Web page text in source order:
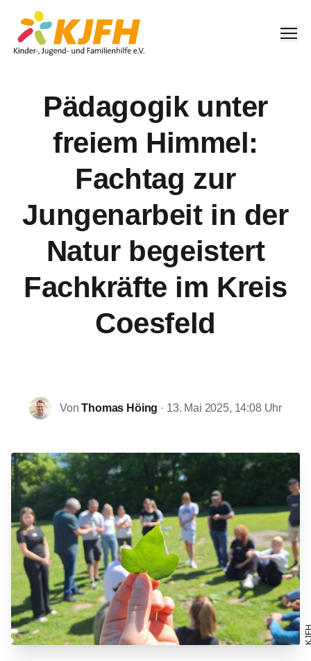
Pädagogik unter
freiem Himmel:
Fachtag zur
Jungenarbeit in der
Natur begeistert
Fachkräfte im Kreis
Coesfeld
VonThomas Höing · 13. Mai 2025, 14:08 Uhr